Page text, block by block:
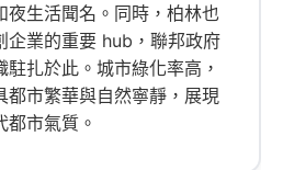
夜生活聞名。同時，柏林也
企業的重要 hub，聯邦政府
扎於此。城市綠化率高，
都市繁華與自然寧靜，展現
都市氣質。